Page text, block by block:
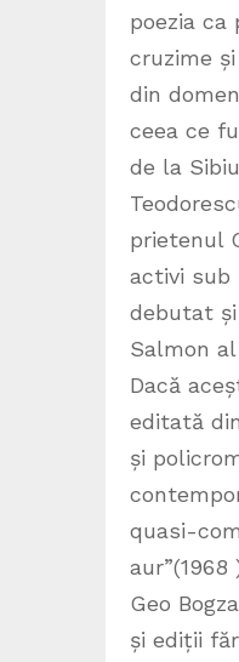
poezia ca
cruzime
din
ceea ce
de la
prietenul
activi sub
debutat
Salmon
Dacă
editată
și
quasi-
Geo
și ediții